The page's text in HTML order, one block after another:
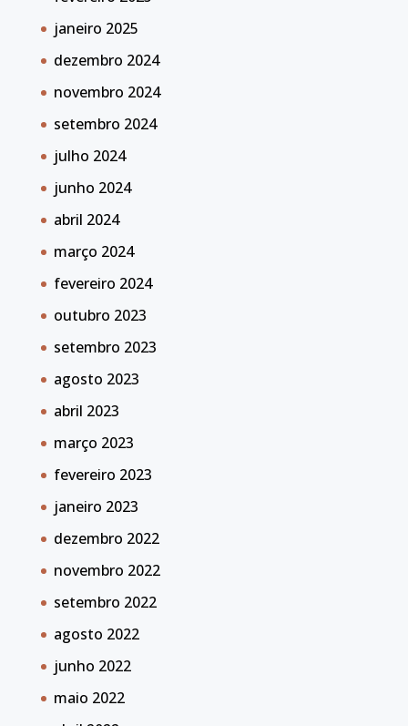
janeiro 2025
dezembro 2024
novembro 2024
setembro 2024
julho 2024
junho 2024
abril 2024
março 2024
fevereiro 2024
outubro 2023
setembro 2023
agosto 2023
abril 2023
março 2023
fevereiro 2023
janeiro 2023
dezembro 2022
novembro 2022
setembro 2022
agosto 2022
junho 2022
maio 2022